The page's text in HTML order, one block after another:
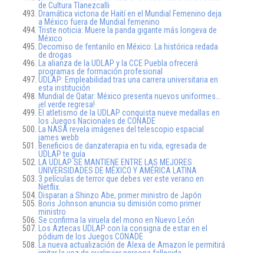
de Cultura Tlanezcalli
Dramática victoria de Haití en el Mundial Femenino deja
a México fuera de Mundial femenino
Triste noticia: Muere la panda gigante más longeva de
México
Decomiso de fentanilo en México: La histórica redada
de drogas
La alianza de la UDLAP y la CCE Puebla ofrecerá
programas de formación profesional
UDLAP: Empleabilidad tras una carrera universitaria en
esta institución
Mundial de Qatar: México presenta nuevos uniformes…
¡el verde regresa!
El atletismo de la UDLAP conquista nueve medallas en
los Juegos Nacionales de CONADE
La NASA revela imágenes del telescopio espacial
james webb
Beneficios de danzaterapia en tu vida, egresada de
UDLAP te guía
LA UDLAP SE MANTIENE ENTRE LAS MEJORES
UNIVERSIDADES DE MÉXICO Y AMÉRICA LATINA
3 películas de terror que debes ver este verano en
Netflix.
Disparan a Shinzo Abe, primer ministro de Japón
Boris Johnson anuncia su dimisión como primer
ministro
Se confirma la viruela del mono en Nuevo León
Los Aztecas UDLAP con la consigna de estar en el
pódium de los Juegos CONADE
La nueva actualización de Alexa de Amazon le permitirá